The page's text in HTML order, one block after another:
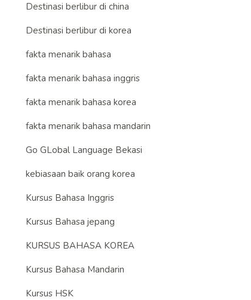
Destinasi berlibur di china
Destinasi berlibur di korea
fakta menarik bahasa
fakta menarik bahasa inggris
fakta menarik bahasa korea
fakta menarik bahasa mandarin
Go GLobal Language Bekasi
kebiasaan baik orang korea
Kursus Bahasa Inggris
Kursus Bahasa jepang
KURSUS BAHASA KOREA
Kursus Bahasa Mandarin
Kursus HSK